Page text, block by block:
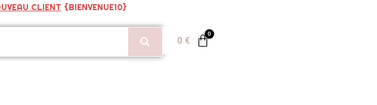
CLIENT {BIENVENUE10}
0 €